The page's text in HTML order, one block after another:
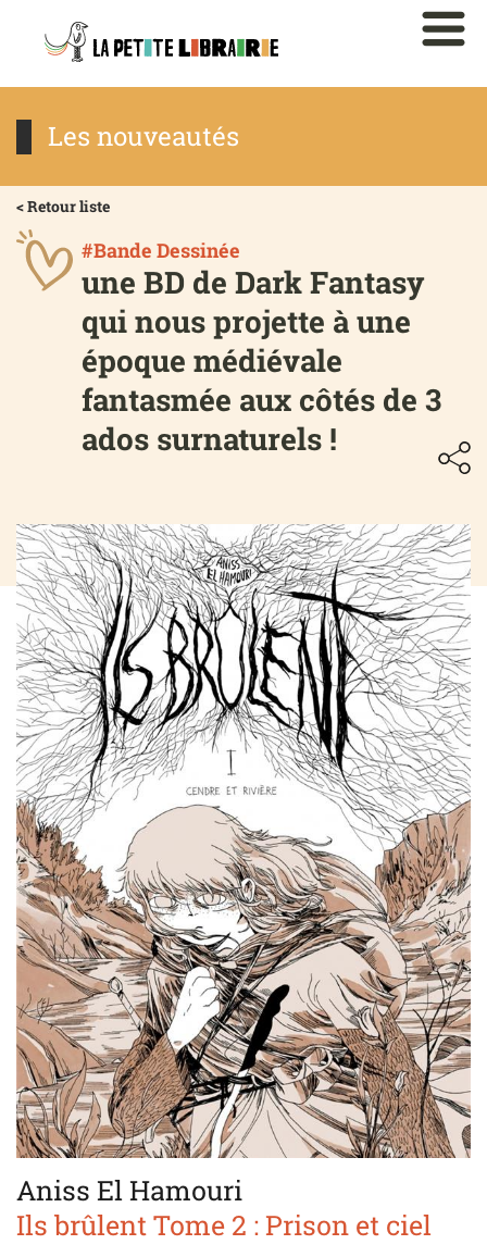
Les nouveautés
< Retour liste
#Bande Dessinée
une BD de Dark Fantasy
qui nous projette à une
époque médiévale
fantasmée aux côtés de 3
ados surnaturels !
Aniss El Hamouri
Ils brûlent Tome 2 : Prison et ciel